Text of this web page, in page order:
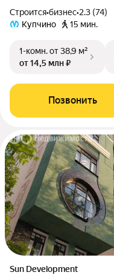
Строится•бизнес•2.3 (74)
Купчино
15 мин.
1-комн.от 38,9 м²
от 14,5 млн ₽
Позвонить
Sun Development